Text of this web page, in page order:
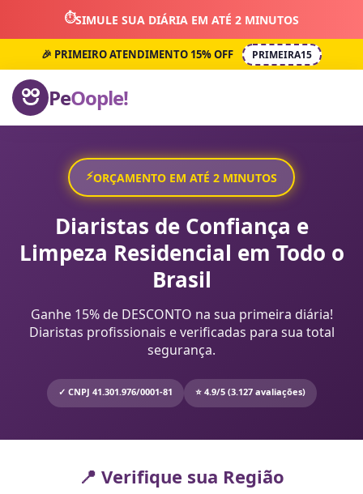
⏱️SIMULE SUA DIÁRIA EM ATÉ 2 MINUTOS
🎉 PRIMEIRO ATENDIMENTO 15% OFF PRIMEIRA15
PeOople!
⚡ORÇAMENTO EM ATÉ 2 MINUTOS
Diaristas de Confiança e
Limpeza Residencial em Todo o
Brasil
Ganhe 15% de DESCONTO na sua primeira diária!
Diaristas profissionais e verificadas para sua total
segurança.
✓ CNPJ 41.301.976/0001-81 ⭐ 4.9/5 (3.127 avaliações)
📍 Verifique sua Região